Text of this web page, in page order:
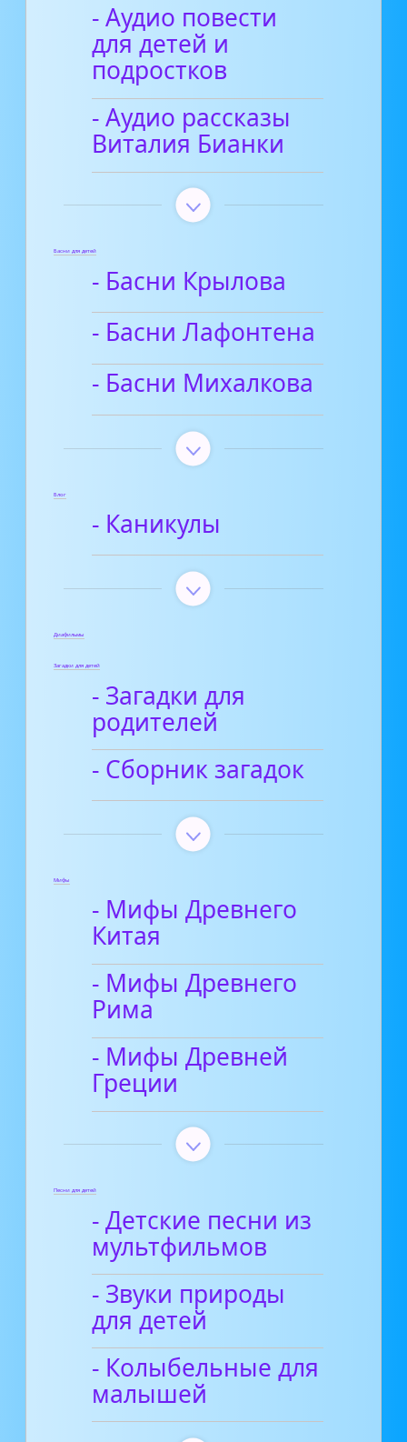
- Аудио повести
для детей и
подростков
- Аудио рассказы
Виталия Бианки
Басни для детей
- Басни Крылова
- Басни Лафонтена
- Басни Михалкова
Блог
- Каникулы
Диафильмы
Загадки для детей
- Загадки для
родителей
- Сборник загадок
Мифы
- Мифы Древнего
Китая
- Мифы Древнего
Рима
- Мифы Древней
Греции
Песни для детей
- Детские песни из
мультфильмов
- Звуки природы
для детей
- Колыбельные для
малышей